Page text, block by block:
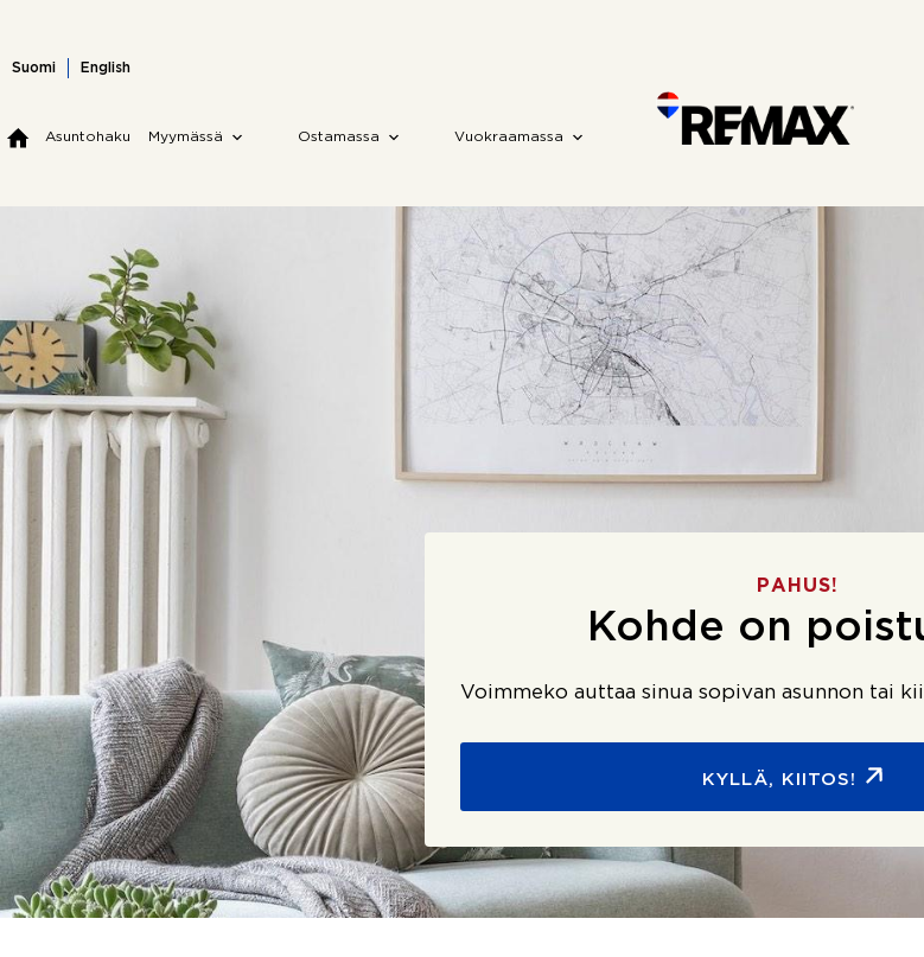
content
Suomi English
Asuntohaku Myymässä Ostamassa Vuokraamassa
PAHUS!
Kohde on
Voimmeko auttaa sinua sopivan asunnon tai
KYLLÄ, KIITOS!